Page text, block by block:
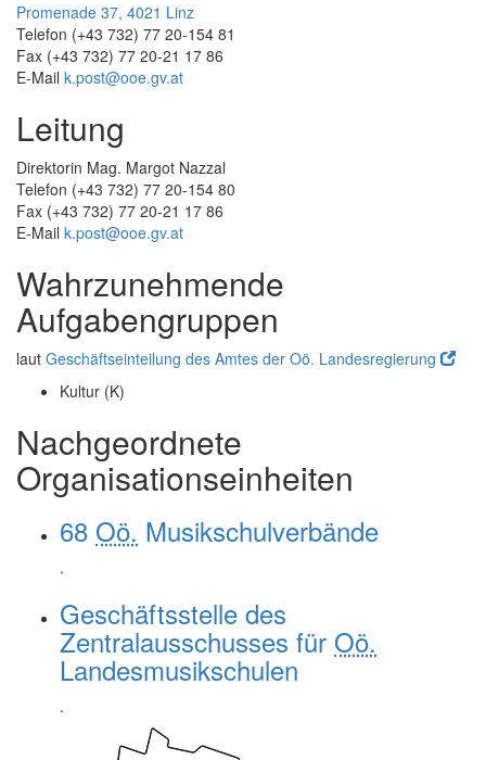
Promenade 37, 4021 Linz
Telefon (+43 732) 77 20-154 81
Fax (+43 732) 77 20-21 17 86
E-Mail k.post@ooe.gv.at
Leitung
Direktorin Mag. Margot Nazzal
Telefon (+43 732) 77 20-154 80
Fax (+43 732) 77 20-21 17 86
E-Mail k.post@ooe.gv.at
Wahrzunehmende
Aufgabengruppen
laut Geschäftseinteilung des Amtes der Oö. Landesregierung
Kultur (K)
Nachgeordnete
Organisationseinheiten
68 Oö. Musikschulverbände
.
Geschäftsstelle des
Zentralausschusses für Oö.
Landesmusikschulen
.